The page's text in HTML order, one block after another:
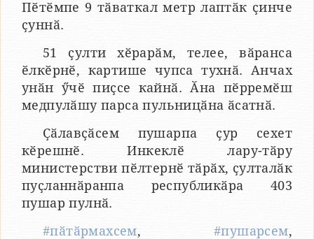
Пӗтӗмпе 9 тӑваткал метр лаптӑк ҫинче
ҫуннӑ.
51 ҫулти хӗрарӑм, телее, вӑранса
ӗлкӗрнӗ, картише чупса тухнӑ. Анчах
унӑн ӳчӗ пиҫсе кайнӑ. Ӑна пӗрремӗш
медпулӑшу парса пульницӑна ӑсатнӑ.
Ҫӑлавҫӑсем пушарпа ҫур сехет
кӗрешнӗ. Инкеклӗ лару-тӑру
министерстви пӗлтернӗ тӑрӑх, ҫулталӑк
пуҫланнӑранпа республикӑра 403
пушар пулнӑ.
#пӑтӑрмахсем, #пушарсем,